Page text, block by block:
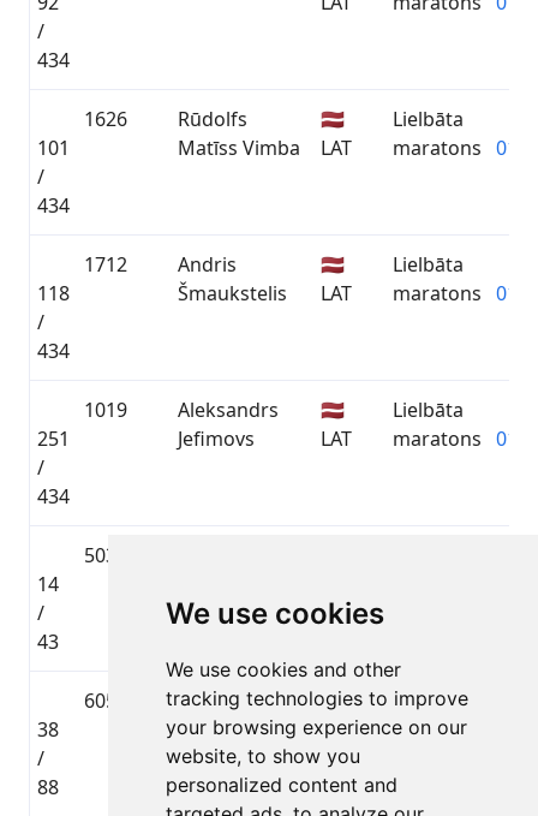
We use cookies
We use cookies and other
tracking technologies to improve
your browsing experience on our
website, to show you
personalized content and
/
434
101
/
434
1626
Rūdolfs
Matīss Vimba
🇱🇻
LAT
Lielbāta
maratons
118
/
434
1712
Andris
Šmaukstelis
🇱🇻
LAT
Lielbāta
maratons
251
/
434
1019
Aleksandrs
Jefimovs
🇱🇻
LAT
Lielbāta
maratons
14
/
43
5039
38
/
88
6054 Jānis Kisis
🇱🇻
LAT
Atpūta
distance